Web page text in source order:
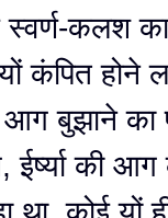
कलश
कंपित होने
बुझाने का
की आग